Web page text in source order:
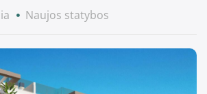
Naujos statybos